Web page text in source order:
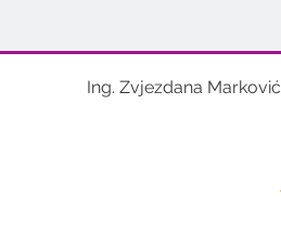
Ing. Zvjezdana